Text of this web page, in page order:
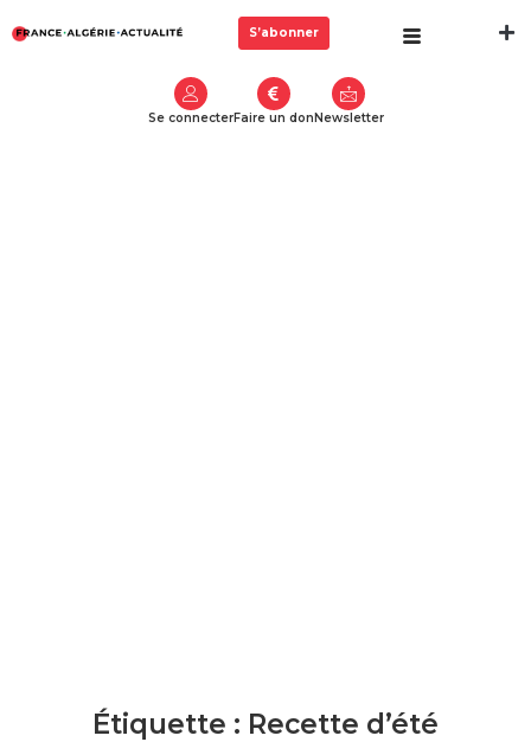
S’abonner
Se connecterFaire un donNewsletter
Étiquette : Recette d’été